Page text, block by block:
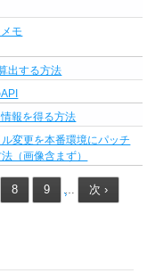
モ
出する方法
報を得る方法
変更を本番環境にパッチ
（画像含まず）
8 9 …
次 ›